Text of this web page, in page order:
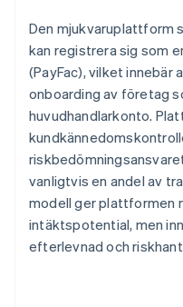
Den mjukvaruplattform
kan registrera sig som
(PayFac), vilket innebär
onboarding av företag
huvudhandlarkonto.
vanligtvis en andel av
modell ger plattformen
intäktspotential, men
efterlevnad och